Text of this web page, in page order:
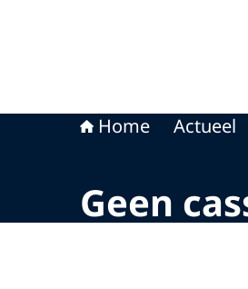
Home Actueel
Geen